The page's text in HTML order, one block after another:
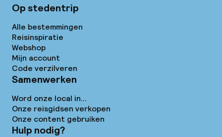
Op stedentrip
Alle bestemmingen
Reisinspiratie
Webshop
Mijn account
Code verzilveren
Samenwerken
Word onze local in...
Onze reisgidsen verkopen
Onze content gebruiken
Hulp nodig?